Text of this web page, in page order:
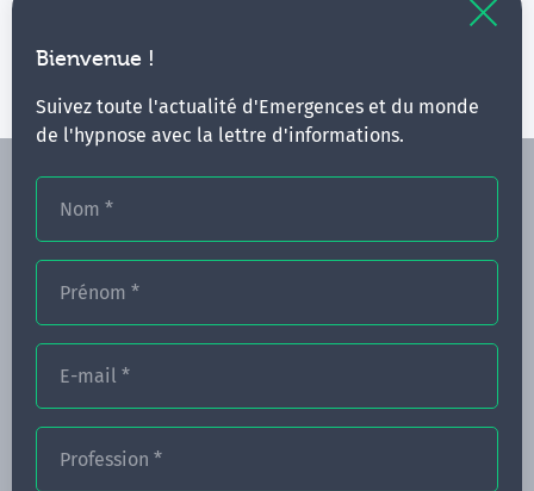
Bienvenue !
Suivez toute l'actualité d'Emergences et du monde
de l'hypnose avec la lettre d'informations.
Nom *
Prénom *
E-mail *
Profession *
Vous pouvez renouveler votre requête en élargissant
CONGRÈS
ACTUALITÉS